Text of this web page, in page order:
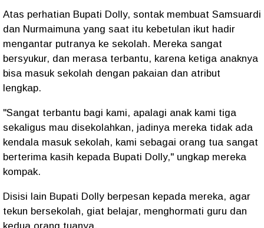
Atas perhatian Bupati Dolly, sontak membuat Samsuardi
dan Nurmaimuna yang saat itu kebetulan ikut hadir
mengantar putranya ke sekolah. Mereka sangat
bersyukur, dan merasa terbantu, karena ketiga anaknya
bisa masuk sekolah dengan pakaian dan atribut
lengkap.
"Sangat terbantu bagi kami, apalagi anak kami tiga
sekaligus mau disekolahkan, jadinya mereka tidak ada
kendala masuk sekolah, kami sebagai orang tua sangat
berterima kasih kepada Bupati Dolly," ungkap mereka
kompak.
Disisi lain Bupati Dolly berpesan kepada mereka, agar
tekun bersekolah, giat belajar, menghormati guru dan
kedua orang tuanya.